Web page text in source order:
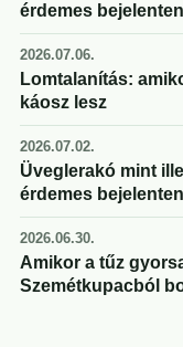
érdemes
2026.07.06.
Lomtalanítás:
káosz lesz
2026.07.02.
Üveglerakó mint
érdemes
2026.06.30.
Amikor a tűz
Szemétkupacból